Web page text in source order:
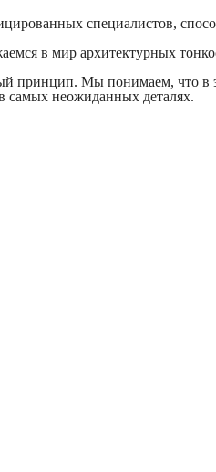
специалистов,
в мир архитектурных
принцип. Мы понимаем, что
самых неожиданных деталях.